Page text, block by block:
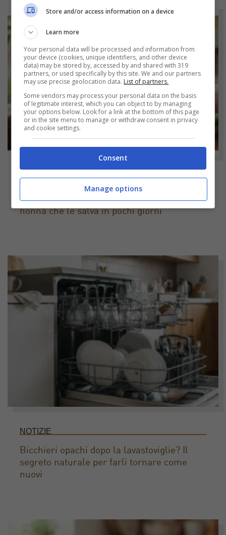
NOTIZIE
Piante in crisi? Il trucco dell’aglio della
nonna che le salva in pochi giorni
NOTIZIE
Bicchieri opachi dopo la lavastoviglie? Il
segreto naturale per farli tornare come
nuovi
Store and/or access information on a device
Learn more
Your personal data will be processed and information from
your device (cookies, unique identifiers, and other device
data) may be stored by, accessed by and shared with 319
partners, or used specifically by this site. We and our partners
may use precise geolocation data. List of partners.
Some vendors may process your personal data on the basis
of legitimate interest, which you can object to by managing
your options below. Look for a link at the bottom of this page
or in the site menu to manage or withdraw consent in privacy
and cookie settings.
Consent
Manage options